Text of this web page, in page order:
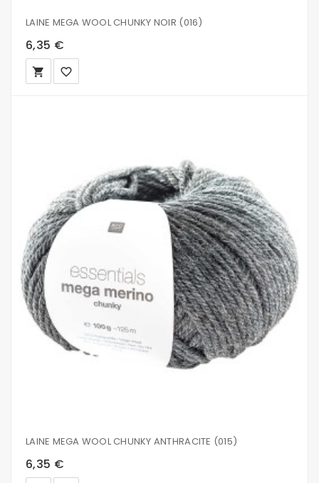
LAINE MEGA WOOL CHUNKY NOIR (016)
6,35 €
local_grocery_store favorite_border
LAINE MEGA WOOL CHUNKY ANTHRACITE (015)
6,35 €